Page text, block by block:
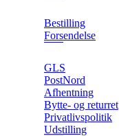
Bestilling
Forsendelse
GLS
PostNord
Afhentning
Bytte- og returret
Privatlivspolitik
Udstilling